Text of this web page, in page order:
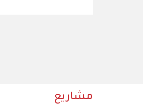
مشاريع